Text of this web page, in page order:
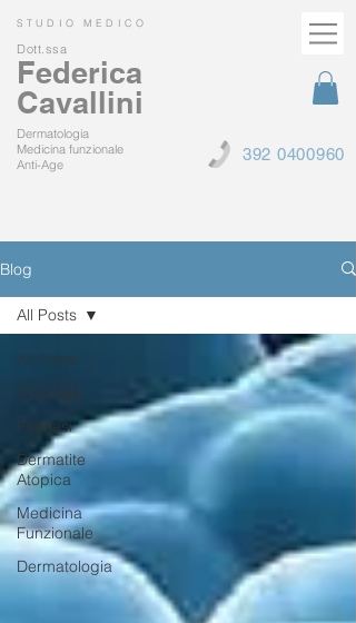
STUDIO MEDICO
Dott.ssa
Federica
Cavallini
Dermatologia
Medicina funzionale
Anti-Age
392 0400960
Blog
All Posts
Tricologia
Psoriasi
Dermatite
Atopica
Medicina
Funzionale
Dermatologia
All Posts